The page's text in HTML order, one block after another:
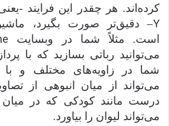
کرده‌اند. هر چقدر این فرایند -
Y– دقیق‌تر صورت بگیرد،
است. مثلاً شما در وبسایت
می‌توانید رباتی بسازید که با
شما در زاویه‌های مختلف و با
می‌تواند از میان انبوهی از
درست مانند کودکی که در میان
می‌تواند لیوان را بیاورد.